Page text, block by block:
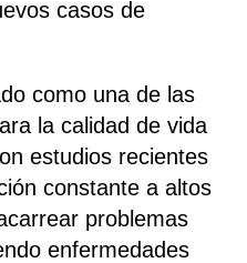
casos de
como una de las
la calidad de vida
estudios recientes
constante a altos
problemas
enfermedades